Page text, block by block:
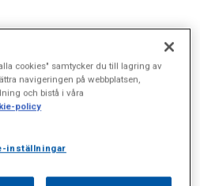
cookies" samtycker du till lagring av
navigeringen på webbplatsen,
och bistå i våra
policy
inställningar